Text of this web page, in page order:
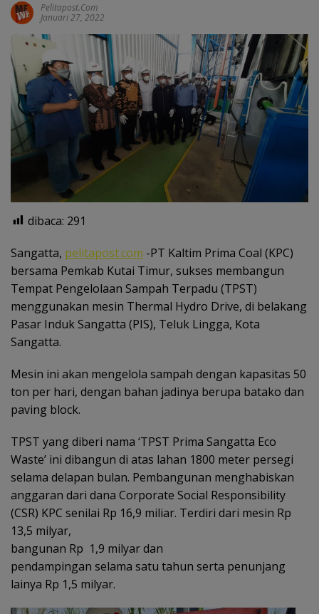
Pelitapost.com
Januari 27, 2022
dibaca: 291
Sangatta, pelitapost.com -PT Kaltim Prima Coal (KPC)
bersama Pemkab Kutai Timur, sukses membangun
Tempat Pengelolaan Sampah Terpadu (TPST)
menggunakan mesin Thermal Hydro Drive, di belakang
Pasar Induk Sangatta (PIS), Teluk Lingga, Kota
Sangatta.
Mesin ini akan mengelola sampah dengan kapasitas 50
ton per hari, dengan bahan jadinya berupa batako dan
paving block.
TPST yang diberi nama ‘TPST Prima Sangatta Eco
Waste’ ini dibangun di atas lahan 1800 meter persegi
selama delapan bulan. Pembangunan menghabiskan
anggaran dari dana Corporate Social Responsibility
(CSR) KPC senilai Rp 16,9 miliar. Terdiri dari mesin Rp
13,5 milyar,
bangunan Rp 1,9 milyar dan
pendampingan selama satu tahun serta penunjang
lainya Rp 1,5 milyar.